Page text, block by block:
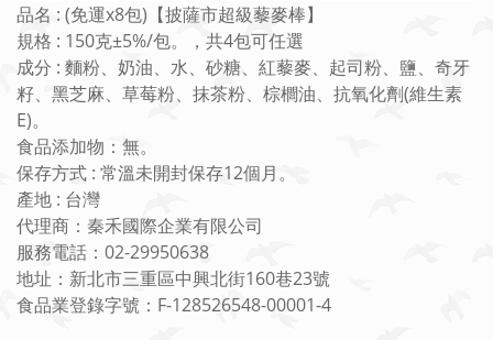
品名 : (免運x8包)【披薩市超級藜麥棒】
規格 : 150克±5%/包。，共4包可任選
成分 : 麵粉、奶油、水、砂糖、紅藜麥、起司粉、鹽、奇牙
籽、黑芝麻、草莓粉、抹茶粉、棕櫚油、抗氧化劑(維生素
E)。
食品添加物：無。
保存方式 : 常溫未開封保存12個月。
產地 : 台灣
代理商：秦禾國際企業有限公司
服務電話：02-29950638
地址：新北市三重區中興北街160巷23號
食品業登錄字號：F-128526548-00001-4